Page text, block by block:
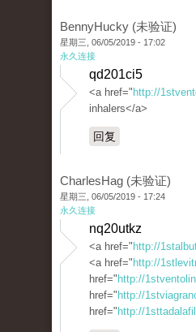
BennyHucky (未验证)
星期三, 06/05/2019 - 17:02
永久连接
qd201ci5
<a href=" http://
inhalers</a>
回复
CharlesHag (未验证)
星期三, 06/05/2019 - 17:24
永久连接
nq20utkz
<a href=" http://
<a href=" http://
href=" http://
href=" http://
href=" http://